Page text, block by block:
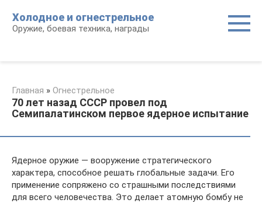
контенту
Холодное и огнестрельное
Оружие, боевая техника, награды
Главная » Огнестрельное
70 лет назад СССР провел под
Семипалатинском первое ядерное испытание
Ядерное оружие — вооружение стратегического
характера, способное решать глобальные задачи. Его
применение сопряжено со страшными последствиями
для всего человечества. Это делает атомную бомбу не